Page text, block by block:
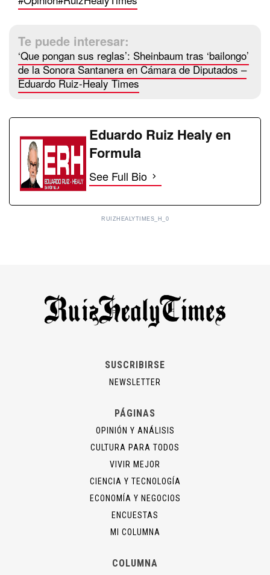
Te puede interesar:
‘Que pongan sus reglas’: Sheinbaum tras ‘bailongo’
de la Sonora Santanera en Cámara de Diputados –
Eduardo Ruiz-Healy Times
Eduardo Ruiz Healy en
Formula
See Full Bio
RUIZHEALYTIMES_H_0
SUSCRIBIRSE
NEWSLETTER
PÁGINAS
OPINIÓN Y ANÁLISIS
CULTURA PARA TODOS
VIVIR MEJOR
CIENCIA Y TECNOLOGÍA
ECONOMÍA Y NEGOCIOS
ENCUESTAS
MI COLUMNA
COLUMNA